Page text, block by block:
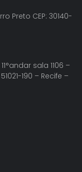
Preto CEP: 30140-
sala 1106 –
190 – Recife –